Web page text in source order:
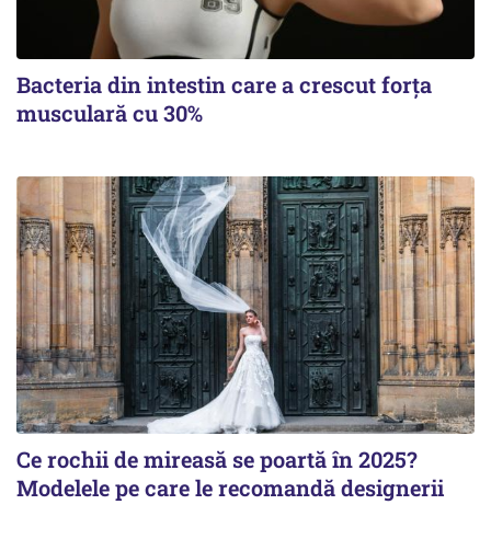
Bacteria din intestin care a crescut forța
musculară cu 30%
Ce rochii de mireasă se poartă în 2025?
Modelele pe care le recomandă designerii